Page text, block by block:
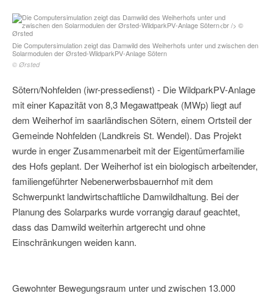
Die Computersimulation zeigt das Damwild des Weiherhofs unter und zwischen den
Solarmodulen der Ørsted-WildparkPV-Anlage Sötern
© Ørsted
Sötern/Nohfelden (iwr-pressedienst) - Die WildparkPV-Anlage
mit einer Kapazität von 8,3 Megawattpeak (MWp) liegt auf
dem Weiherhof im saarländischen Sötern, einem Ortsteil der
Gemeinde Nohfelden (Landkreis St. Wendel). Das Projekt
wurde in enger Zusammenarbeit mit der Eigentümerfamilie
des Hofs geplant. Der Weiherhof ist ein biologisch arbeitender,
familiengeführter Nebenerwerbsbauernhof mit dem
Schwerpunkt landwirtschaftliche Damwildhaltung. Bei der
Planung des Solarparks wurde vorrangig darauf geachtet,
dass das Damwild weiterhin artgerecht und ohne
Einschränkungen weiden kann.
Gewohnter Bewegungsraum unter und zwischen 13.000